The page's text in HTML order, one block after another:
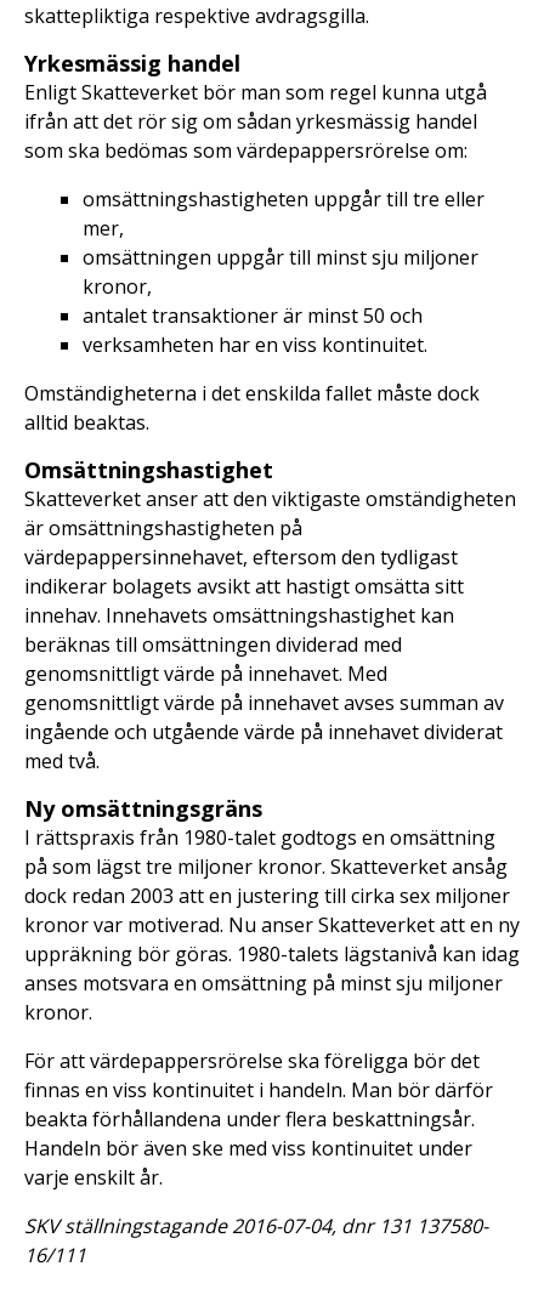
skattepliktiga respektive avdragsgilla.
Yrkesmässig handel
Enligt Skatteverket bör man som regel kunna utgå
ifrån att det rör sig om sådan yrkesmässig handel
som ska bedömas som värdepappersrörelse om:
omsättningshastigheten uppgår till tre eller
mer,
omsättningen uppgår till minst sju miljoner
kronor,
antalet transaktioner är minst 50 och
verksamheten har en viss kontinuitet.
Omständigheterna i det enskilda fallet måste dock
alltid beaktas.
Omsättningshastighet
Skatteverket anser att den viktigaste omständigheten
är omsättningshastigheten på
värdepappersinnehavet, eftersom den tydligast
indikerar bolagets avsikt att hastigt omsätta sitt
innehav. Innehavets omsättningshastighet kan
beräknas till omsättningen dividerad med
genomsnittligt värde på innehavet. Med
genomsnittligt värde på innehavet avses summan av
ingående och utgående värde på innehavet dividerat
med två.
Ny omsättningsgräns
I rättspraxis från 1980-talet godtogs en omsättning
på som lägst tre miljoner kronor. Skatteverket ansåg
dock redan 2003 att en justering till cirka sex miljoner
kronor var motiverad. Nu anser Skatteverket att en ny
uppräkning bör göras. 1980-talets lägstanivå kan idag
anses motsvara en omsättning på minst sju miljoner
kronor.
För att värdepappersrörelse ska föreligga bör det
finnas en viss kontinuitet i handeln. Man bör därför
beakta förhållandena under flera beskattningsår.
Handeln bör även ske med viss kontinuitet under
varje enskilt år.
SKV ställningstagande 2016-07-04, dnr 131 137580-
16/111